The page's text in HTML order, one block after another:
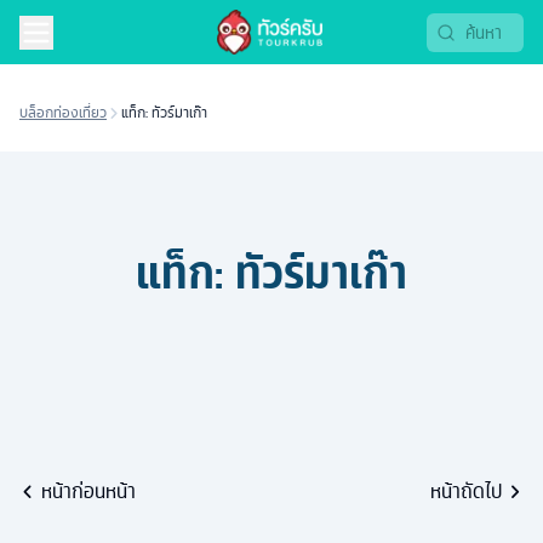
บล็อกท่องเที่ยว แท็ก: ทัวร์มาเก๊า
แท็ก: ทัวร์มาเก๊า
หน้าก่อนหน้า หน้าถัดไป